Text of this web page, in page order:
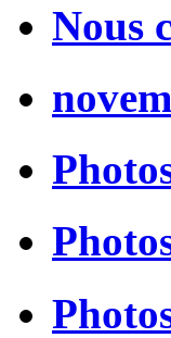
Nous